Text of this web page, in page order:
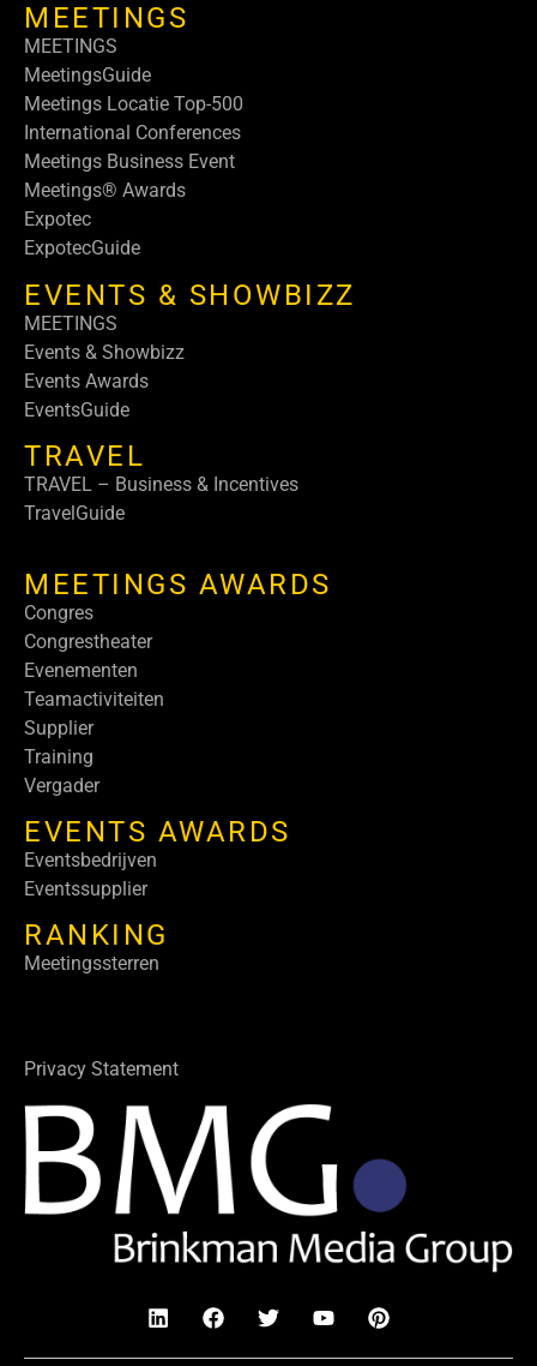
MEETINGS
MEETINGS
MeetingsGuide
Meetings Locatie Top-500
International Conferences
Meetings Business Event
Meetings® Awards
Expotec
ExpotecGuide
EVENTS & SHOWBIZZ
MEETINGS
Events & Showbizz
Events Awards
EventsGuide
TRAVEL
TRAVEL – Business & Incentives
TravelGuide
MEETINGS AWARDS
Congres
Congrestheater
Evenementen
Teamactiviteiten
Supplier
Training
Vergader
EVENTS AWARDS
Eventsbedrijven
Eventssupplier
RANKING
Meetingssterren
Privacy Statement